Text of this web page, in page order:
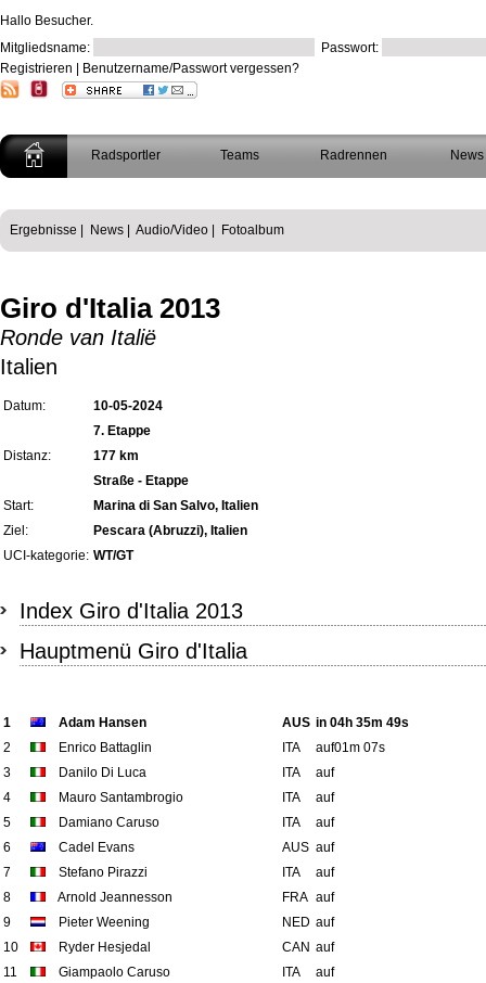
Hallo Besucher.
Mitgliedsname:
Passwort:
Registrieren
Benutzername/Passwort vergessen?
Radsportler Teams Radrennen News
Ergebnisse News Audio/Video Fotoalbum
Giro d'Italia 2013
Ronde van Italië
Italien
Datum:
10-05-2024
7. Etappe
Distanz:
177 km
Straße - Etappe
Start:
Marina di San Salvo, Italien
Ziel:
Pescara (Abruzzi), Italien
UCI-kategorie: WT/GT
Index Giro d'Italia 2013
Hauptmenü Giro d'Italia
1 Adam Hansen AUS in 04h 35m 49s
2
Enrico Battaglin ITA
auf01m 07s
3
Danilo Di Luca ITA
auf
4
Mauro Santambrogio ITA
auf
5
Damiano Caruso ITA
auf
6
Cadel Evans AUS auf
7
Stefano Pirazzi ITA
auf
8
Arnold Jeannesson FRA auf
9
Pieter Weening NED auf
10
Ryder Hesjedal CAN auf
11
Giampaolo Caruso ITA
auf